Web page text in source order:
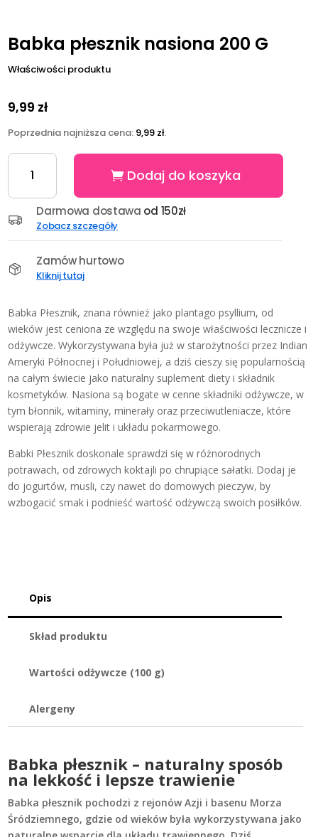
Babka płesznik nasiona 200 G
Właściwości produktu
9,99 zł
Poprzednia najniższa cena: 9,99 zł.
ilość
Babka
płesznik
nasiona
200
G
Dodaj do koszyka
Darmowa dostawa od 150zł
Zobacz szczegóły
Zamów hurtowo
Kliknij tutaj
Babka Płesznik, znana również jako plantago psyllium, od
wieków jest ceniona ze względu na swoje właściwości lecznicze i
odżywcze. Wykorzystywana była już w starożytności przez Indian
Ameryki Północnej i Południowej, a dziś cieszy się popularnością
na całym świecie jako naturalny suplement diety i składnik
kosmetyków. Nasiona są bogate w cenne składniki odżywcze, w
tym błonnik, witaminy, minerały oraz przeciwutleniacze, które
wspierają zdrowie jelit i układu pokarmowego.
Babki Płesznik doskonale sprawdzi się w różnorodnych
potrawach, od zdrowych koktajli po chrupiące sałatki. Dodaj je
do jogurtów, musli, czy nawet do domowych pieczyw, by
wzbogacić smak i podnieść wartość odżywczą swoich posiłków.
Opis
Skład produktu
Wartości odżywcze (100 g)
Alergeny
Babka płesznik – naturalny sposób
na lekkość i lepsze trawienie
Babka płesznik pochodzi z rejonów Azji i basenu Morza
Śródziemnego, gdzie od wieków była wykorzystywana jako